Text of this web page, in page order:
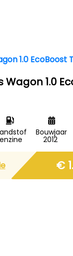
Wagon 1.0
Bouwjaar
2012
€